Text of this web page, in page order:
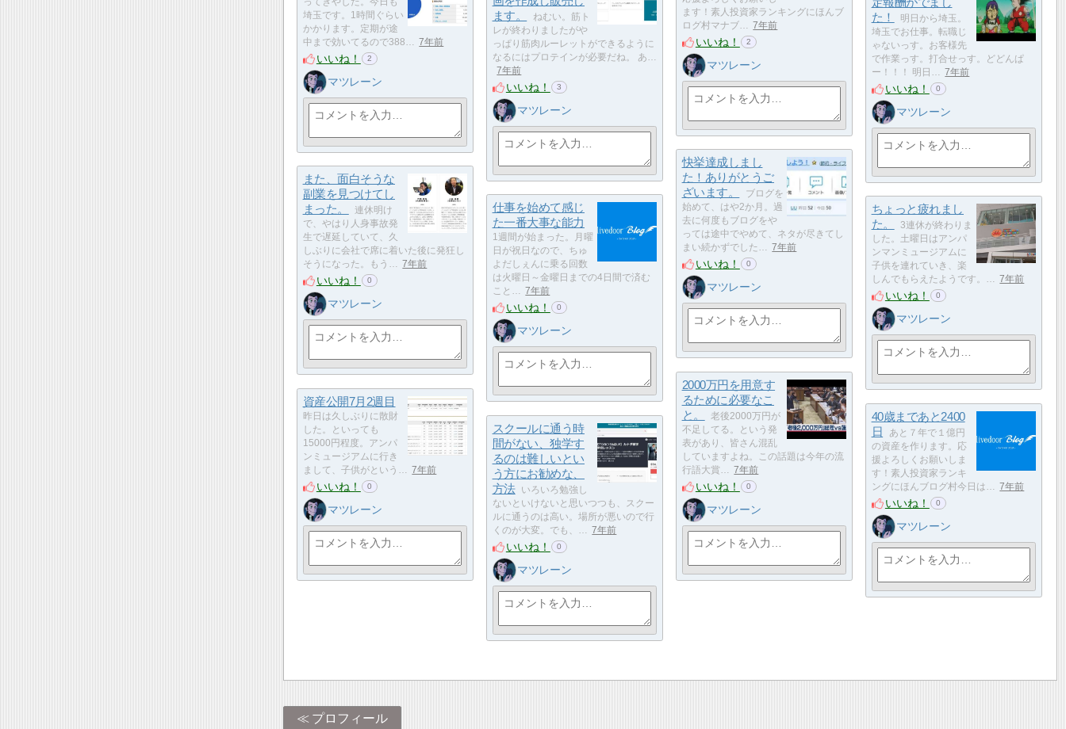
ます！素人投資家ランキングにほんブ
ログ村マナブ…
7年前
いいね！ 2
マツレーン
ます。
ねむい。筋ト
レが終わりましたがや
っぱり筋肉ルーレットができるように
なるにはプロテインが必要だね。 あ…
7年前
いいね！ 3
マツレーン
ってきやした。今日も
埼玉です。1時間ぐらい
かかります。定期が途
中まで効いてるので388…
7年前
いいね！ 2
マツレーン
た！
明日から埼玉。
埼玉でお仕事。転職じ
ゃないっす。お客様先
で作業っす。打合せっす。どどんぱ
ー！！！ 明日…
7年前
いいね！ 0
マツレーン
快挙達成しまし
た！ありがとうご
ざいます。
ブログを
始めて、はや2か月。過
去に何度もブログをや
っては途中でやめて、ネタが尽きてし
まい続かずでした…
7年前
いいね！ 0
マツレーン
また、面白そうな
副業を見つけてし
まった。
連休明け
で、やはり人身事故発
生で遅延していて、久
しぶりに会社で席に着いた後に発狂し
そうになった。もう…
7年前
いいね！ 0
マツレーン
仕事を始めて感じ
た一番大事な能力
1週間が始まった。月曜
日が祝日なので、ちゅ
よだしぇんに乗る回数
は火曜日～金曜日までの4日間で済む
こと…
7年前
いいね！ 0
マツレーン
ちょっと疲れまし
た。
3連休が終わりま
した。土曜日はアンパ
ンマンミュージアムに
子供を連れていき、楽
しんでもらえたようです。…
7年前
いいね！ 0
マツレーン
2000万円を用意す
るために必要なこ
と。
老後2000万円が
不足してる。という発
表があり、皆さん混乱
していますよね。この話題は今年の流
行語大賞…
7年前
いいね！ 0
マツレーン
資産公開7月2週目
昨日は久しぶりに散財
した。といっても
15000円程度。アンパ
ンミュージアムに行き
まして、子供がという…
7年前
いいね！ 0
マツレーン
40歳まであと2400
日
あと７年で１億円
の資産を作ります。応
援よろしくお願いしま
す！素人投資家ランキ
ングにほんブログ村今日は…
7年前
いいね！ 0
マツレーン
スクールに通う時
間がない、独学す
るのは難しいとい
う方にお勧めな、
方法
いろいろ勉強し
ないといけないと思いつつも、スクー
ルに通うのは高い。場所が悪いので行
くのが大変。でも、…
7年前
いいね！ 0
マツレーン
プロフィール